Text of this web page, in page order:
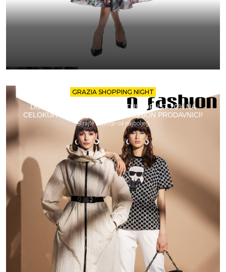
GRAZIA SHOPPING NIGHT
DODAJTE SHOPPING NA LISTU! POPUST 20% NA
CELOKUPAN ASORTIMAN U N FASHION PRODAVNICI!
Birajte najbolje od najboljeg